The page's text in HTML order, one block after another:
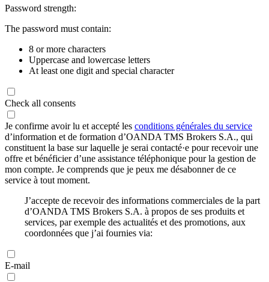
Password strength:
The password must contain:
8 or more characters
Uppercase and lowercase letters
At least one digit and special character
Check all consents
Je confirme avoir lu et accepté les conditions générales du service
d’information et de formation d’OANDA TMS Brokers S.A., qui
constituent la base sur laquelle je serai contacté·e pour recevoir une
offre et bénéficier d’une assistance téléphonique pour la gestion de
mon compte. Je comprends que je peux me désabonner de ce
service à tout moment.
J’accepte de recevoir des informations commerciales de la part
d’OANDA TMS Brokers S.A. à propos de ses produits et
services, par exemple des actualités et des promotions, aux
coordonnées que j’ai fournies via:
E-mail